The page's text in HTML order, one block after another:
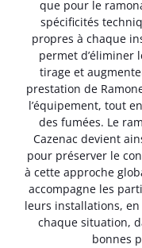
que pour le
spécificités
propres à chaque
permet d’éliminer
tirage et
prestation de
l’équipement, tout
des fumées. Le
Cazenac devient
pour préserver le
à cette approche
accompagne les
leurs installations,
chaque situation,
bonnes